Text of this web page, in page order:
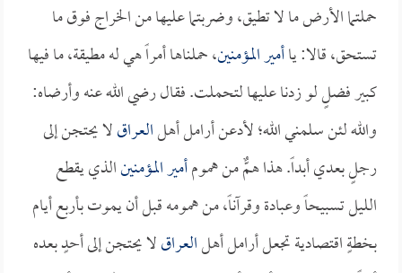
حملتما الأرض ما لا تطيق، وضربتما عليها من الخراج فوق ما
تستحق، قالا: ياأمير المؤمنين، حملناها أمراً هي له مطيقة، ما فيها
كبير فضلٍ لو زدنا عليها لتحملت. فقال رضي الله عنه وأرضاه:
والله لئن سلمني الله؛ لأدعن أرامل أهلالعراقلا يحتجن إلى
رجلٍ بعدي أبداً. هذا همٌّ من همومأمير المؤمنينالذي يقطع
الليل تسبيحاً وعبادة وقرآناً، من همومه قبل أن يموت بأربع أيام
بخطةٍ اقتصادية تجعل أرامل أهلالعراقلا يحتجن إلى أحدٍ بعده